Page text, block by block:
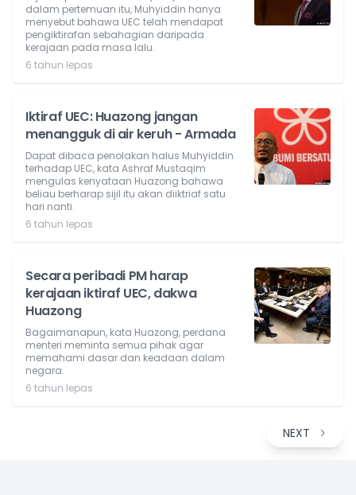
dalam pertemuan itu, Muhyiddin hanya
menyebut bahawa UEC telah mendapat
pengiktirafan sebahagian daripada
kerajaan pada masa lalu.
6 tahun lepas
Iktiraf UEC: Huazong jangan
menangguk di air keruh - Armada
Dapat dibaca penolakan halus Muhyiddin
terhadap UEC, kata Ashraf Mustaqim
mengulas kenyataan Huazong bahawa
beliau berharap sijil itu akan diiktriaf satu
hari nanti.
6 tahun lepas
Secara peribadi PM harap
kerajaan iktiraf UEC, dakwa
Huazong
Bagaimanapun, kata Huazong, perdana
menteri meminta semua pihak agar
memahami dasar dan keadaan dalam
negara.
6 tahun lepas
NEXT